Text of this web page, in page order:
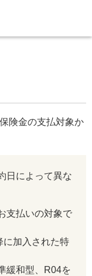
険金の支払対象か
日によって異な
支払いの対象で
に加入された特
緩和型、R04を